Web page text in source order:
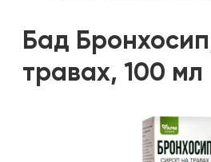
Бад
травах, 100 мл